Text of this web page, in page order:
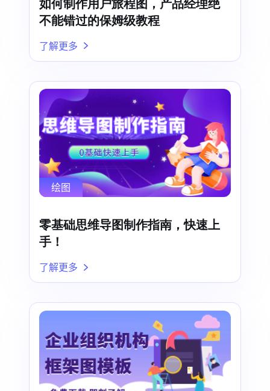
如何制作用户旅程图，产品经理绝
不能错过的保姆级教程
了解更多
绘图
零基础思维导图制作指南，快速上
手！
了解更多